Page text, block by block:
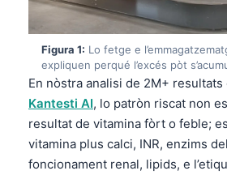
Figura 1: Lo fetge e
expliquen perqué l’excés pòt
En nòstra analisi de 2M+ resultats
Kantesti AI, lo patròn riscat non
resultat de vitamina fòrt o feble;
vitamina plus calci, INR, enzims
foncionament renal, lipids, e